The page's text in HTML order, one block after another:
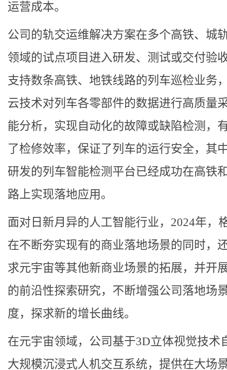
运营成本。
公司的轨交运维解决方案在多个高铁、城
领域的试点项目进入研发、测试或交付验
支持数条高铁、地铁线路的列车巡检业务
云技术对列车各零部件的数据进行高质量
能分析，实现自动化的故障或缺陷检测，
了检修效率，保证了列车的运行安全，其
研发的列车智能检测平台已经成功在高铁
路上实现落地应用。
面对日新月异的人工智能行业，2024年，
在不断夯实现有的商业落地场景的同时，
求元宇宙等其他新商业场景的拓展，并开
的前沿性探索研究，不断增强公司落地场
度，探求新的增长曲线。
在元宇宙领域，公司基于3D立体视觉技术
大规模沉浸式人机交互系统，提供在大场